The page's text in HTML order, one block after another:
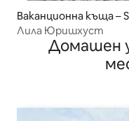
Ваканционна къща –
Лила Юришхуст
Домашен